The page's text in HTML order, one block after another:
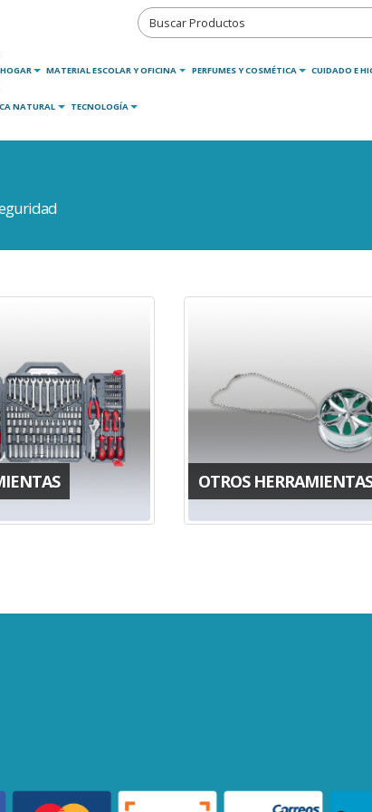
HOGAR MATERIAL ESCOLAR Y OFICINA PERFUMES Y COSMÉTICA CUIDADO E
NATURAL TECNOLOGÍA
OTROS HERRAMIENTAS